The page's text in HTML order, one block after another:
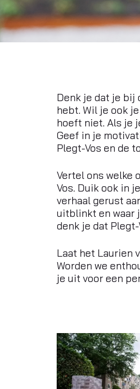
Denk je dat je bij
hebt. Wil je ook
hoeft niet. Als je
Geef in je
Plegt-Vos en de
Vertel ons welke
Vos. Duik ook in
verhaal gerust
uitblinkt en waar
denk je dat
Laat het Laurien
Worden we
je uit voor een